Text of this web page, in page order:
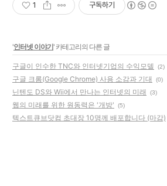
1 구독하기
'인터넷 이야기' 카테고리의 다른 글
구글이 인수한 TNC와 인터넷기업의 수익모델 (2)
구글 크롬(Google Chrome) 사용 소감과 기대 (0)
닌텐도 DS와 Wii에서 만나는 인터넷의 미래 (3)
웹의 미래를 위한 원동력은 '개방' (5)
텍스트큐브닷컴 초대장 10명께 배포합니다 (마감)